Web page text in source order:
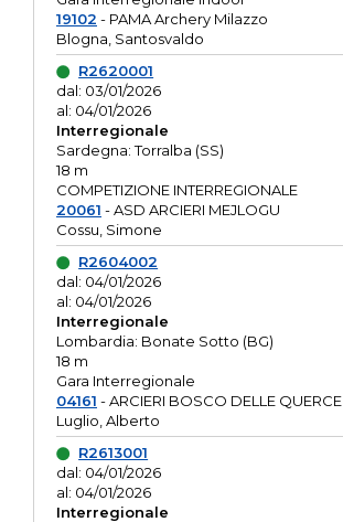
19102 - PAMA Archery Milazzo
Blogna, Santosvaldo
R2620001
dal: 03/01/2026
al: 04/01/2026
Interregionale
Sardegna: Torralba (SS)
18 m
COMPETIZIONE INTERREGIONALE
20061 - ASD ARCIERI MEJLOGU
Cossu, Simone
R2604002
dal: 04/01/2026
al: 04/01/2026
Interregionale
Lombardia: Bonate Sotto (BG)
18 m
Gara Interregionale
04161 - ARCIERI BOSCO DELLE QUERCE
Luglio, Alberto
R2613001
dal: 04/01/2026
al: 04/01/2026
Interregionale